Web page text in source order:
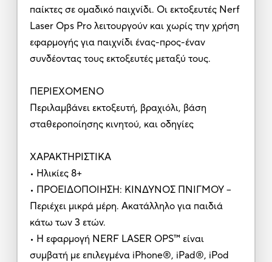
παίκτες σε ομαδικό παιχνίδι. Οι εκτοξευτές Nerf
Laser Ops Pro λειτουργούν και χωρίς την χρήση
εφαρμογής για παιχνίδι ένας-προς-έναν
συνδέοντας τους εκτοξευτές μεταξύ τους.
ΠΕΡΙΕΧΟΜΕΝΟ
Περιλαμβάνει εκτοξευτή, βραχιόλι, βάση
σταθεροποίησης κινητού, και οδηγίες
ΧΑΡΑΚΤΗΡΙΣΤΙΚΑ
• Ηλικίες 8+
• ΠΡΟΕΙΔΟΠΟΙΗΣΗ: ΚΙΝΔΥΝΟΣ ΠΝΙΓΜΟΥ –
Περιέχει μικρά μέρη. Ακατάλληλο για παιδιά
κάτω των 3 ετών.
• Η εφαρμογή NERF LASER OPS™ είναι
συμβατή με επιλεγμένα iPhone®, iPad®, iPod